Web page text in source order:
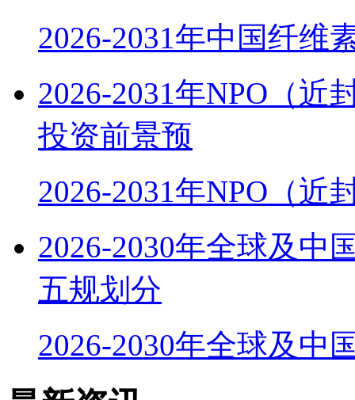
2026-2031年中国纤维
2026-2031年NPO（近
投资前景预
2026-2031年NPO（近
2026-2030年全球及中
五规划分
2026-2030年全球及中